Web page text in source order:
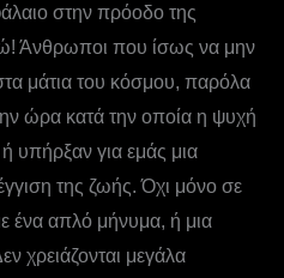
στην πρόοδο της
Άνθρωποι που ίσως να μην
μάτια του κόσμου, παρόλα
ώρα κατά την οποία η ψυχή
υπήρξαν για εμάς μια
της ζωής. Όχι μόνο σε
ένα απλό μήνυμα, ή μια
χρειάζονται μεγάλα